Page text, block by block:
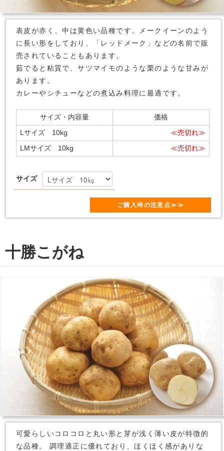
表皮が赤く、中は黄色い品種です。メークイーンのよう
に長い形をしており、「レッドメーク」などの名前で販
売されていることもあります。
茹でると粘質で、サツマイモのような栗のような甘みが
あります。
カレーやシチューなどの煮込み料理に最適です。
サイズ・内容量
価格
Lサイズ 10kg
≪売切れ≫
LMサイズ 10kg
≪売切れ≫
サイズ
ご購入時の注意点≫≫
十勝こがね
可愛らしいコロコロと丸い形と芽が浅く薄い皮が特徴的
な品種。 調理適正に優れており、ほくほく感がありな